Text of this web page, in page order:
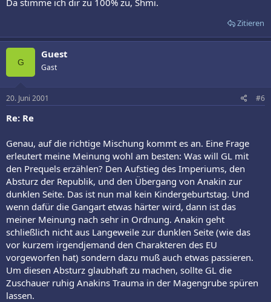
Zitieren
G
Guest
Gast
20. Juni 2001 #6
Re: Re
Genau, auf die richtige Mischung kommt es an. Eine Frage
erleutert meine Meinung wohl am besten: Was will GL mit
den Prequels erzählen? Den Aufstieg des Imperiums, den
Absturz der Republik, und den Übergang von Anakin zur
dunklen Seite. Das ist nun mal kein Kindergeburtstag. Und
wenn dafür die Gangart etwas härter wird, dann ist das
meiner Meinung nach sehr in Ordnung. Anakin geht
schließlich nicht aus Langeweile zur dunklen Seite (wie das
vor kurzem irgendjemand den Charakteren des EU
vorgeworfen hat) sondern dazu muß auch etwas passieren.
Um diesen Absturz glaubhaft zu machen, sollte GL die
Zuschauer ruhig Anakins Trauma in der Magengrube spüren
lassen.